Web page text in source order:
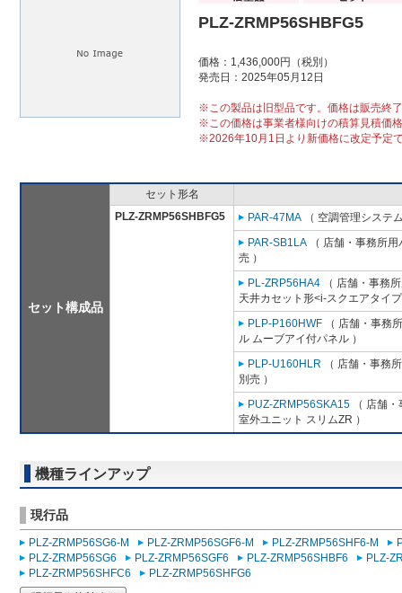
PLZ-ZRMP56SHBFG5
価格：1,436,000円（税別）
発売日：2025年05月12日
※この製品は旧型品です。価格は販売終
※この価格は事業者様向けの積算見積価
※2026年10月1日より新価格に改定予定
セット構成品
セット形名
PLZ-ZRMP56SHBFG5
PAR-47MA （ 空調管理システ
PAR-SB1LA （ 店舗・事務所
売 ）
PL-ZRP56HA4 （ 店舗・事務
天井カセット形<i-スクエアタイ
PLP-P160HWF （ 店舗・事務
ル ムーブアイ付パネル ）
PLP-U160HLR （ 店舗・事務
別売 ）
PUZ-ZRMP56SKA15 （ 店舗
室外ユニット スリムZR ）
機種ラインアップ
現行品
PLZ-ZRMP56SG6-M PLZ-ZRMP56SGF6-M PLZ-ZRMP56SHF6-M
PLZ-ZRMP56SG6
PLZ-ZRMP56SGF6 PLZ-ZRMP56SHBF6
PLZ-
PLZ-ZRMP56SHFC6
PLZ-ZRMP56SHFG6